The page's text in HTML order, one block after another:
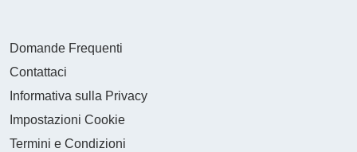
Domande Frequenti
Contattaci
Informativa sulla Privacy
Impostazioni Cookie
Termini e Condizioni